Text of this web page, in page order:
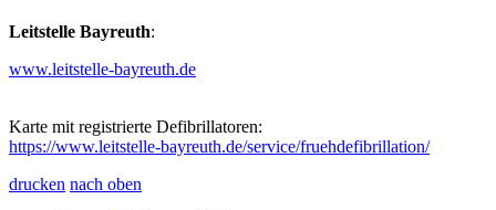
Leitstelle Bayreuth:
www.leitstelle-bayreuth.de
Karte mit registrierte Defibrillatoren:
https://www.leitstelle-bayreuth.de/service/fruehdefibrillation/
drucken nach oben